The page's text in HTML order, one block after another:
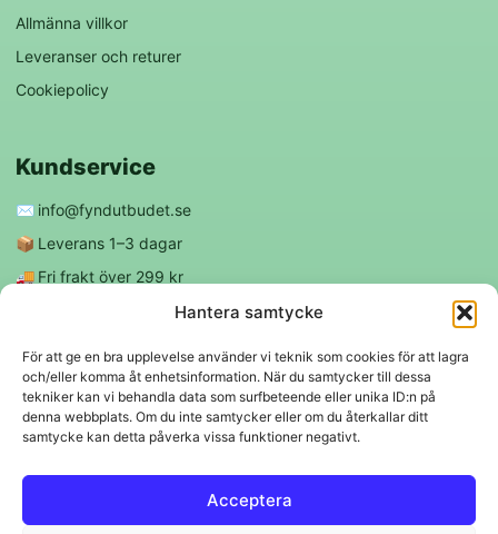
Hantera samtycke
För att ge en bra upplevelse använder vi teknik som cookies för att lagra
och/eller komma åt enhetsinformation. När du samtycker till dessa
tekniker kan vi behandla data som surfbeteende eller unika ID:n på
denna webbplats. Om du inte samtycker eller om du återkallar ditt
samtycke kan detta påverka vissa funktioner negativt.
Acceptera
Allmänna villkor
Leveranser och returer
Cookiepolicy
Kundservice
✉️ info@fyndutbudet.se
📦 Leverans 1–3 dagar
🚚 Fri frakt över 299 kr
Följ oss
f ◎